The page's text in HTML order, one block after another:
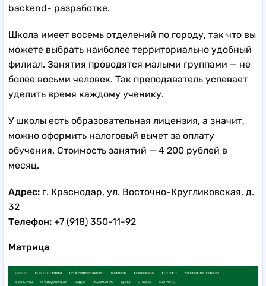
backend- разработке.
Школа имеет восемь отделений по городу, так что вы
можете выбрать наиболее территориально удобный
филиал. Занятия проводятся малыми группами — не
более восьми человек. Так преподаватель успевает
уделить время каждому ученику.
У школы есть образовательная лицензия, а значит,
можно оформить налоговый вычет за оплату
обучения. Стоимость занятий — 4 200 рублей в
месяц.
Адрес: г. Краснодар, ул. Восточно-Кругликовская, д.
32
Телефон: +7 (918) 350-11-92
Матрица